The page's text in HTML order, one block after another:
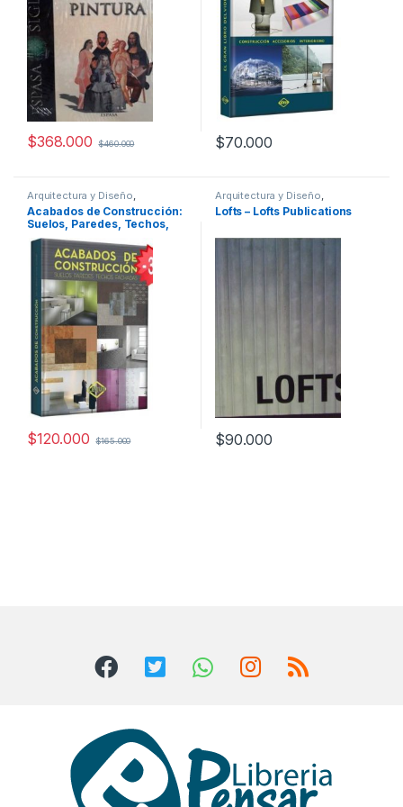
$368.000 $460.000 $70.000
Arquitectura y Diseño
Arquitectura y Urbanismo
Decoración ,Diseño,Ofertas,
Profesionales y tecnicos
Acabados de Construcción:
Suelos, Paredes, Techos,
fachadas / Lexus
$120.000 $165.000
Arquitectura y Diseño
Arquitectura y Urbanismo
Afines, Decoración,Decoración
Lofts – Lofts Publications
$90.000